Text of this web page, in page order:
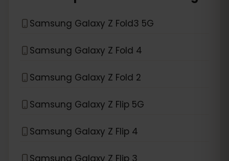
Samsung Galaxy Z Fold3 5G
Samsung Galaxy Z Fold 4
Samsung Galaxy Z Fold 2
Samsung Galaxy Z Flip 5G
Samsung Galaxy Z Flip 4
Samsung Galaxy Z Flip 3